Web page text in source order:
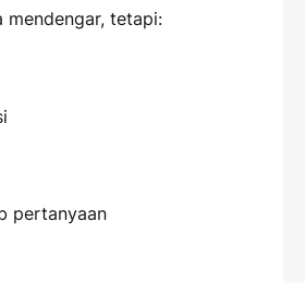
mendengar, tetapi:
pertanyaan